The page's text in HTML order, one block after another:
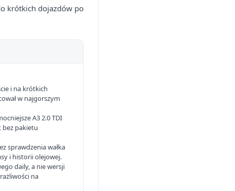
krótkich dojazdów po
i na krótkich
w najgorszym
A3 2.0 TDI
bez pakietu
sprawdzenia wałka
i historii olejowej.
daily, a nie wersji
na